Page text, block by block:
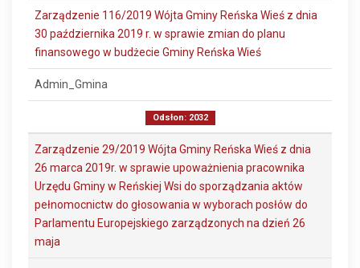
Zarządzenie 116/2019 Wójta Gminy Reńska Wieś z dnia
30 października 2019 r. w sprawie zmian do planu
finansowego w budżecie Gminy Reńska Wieś
Admin_Gmina
Odsłon: 2032
Zarządzenie 29/2019 Wójta Gminy Reńska Wieś z dnia
26 marca 2019r. w sprawie upoważnienia pracownika
Urzędu Gminy w Reńskiej Wsi do sporządzania aktów
pełnomocnictw do głosowania w wyborach posłów do
Parlamentu Europejskiego zarządzonych na dzień 26
maja